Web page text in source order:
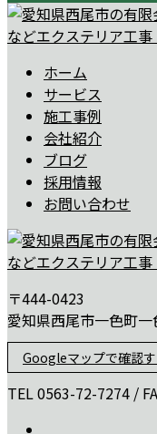
ホーム
サービス
施工事例
会社紹介
ブログ
採用情報
お問い合わせ
〒444-0423
愛知県西尾市一色町
Googleマップで確認
TEL 0563-72-7274 /